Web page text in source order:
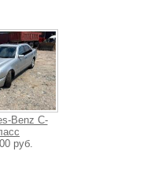
Benz C-
руб.